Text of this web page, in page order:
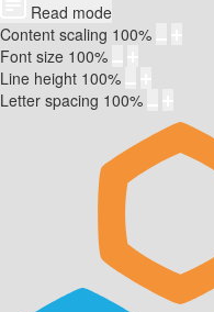
Read mode
Content scaling 100%
Font size 100%
Line height 100%
Letter spacing 100%